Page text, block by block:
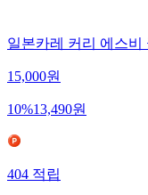
일본카레 커리 에스비
15,000원
10%13,490원
404 적립